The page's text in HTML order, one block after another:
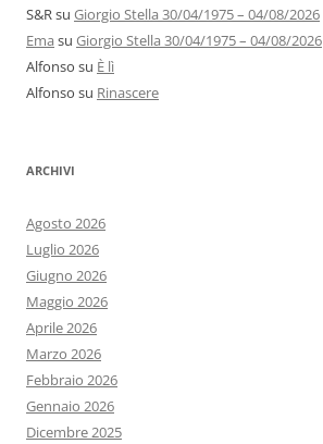
S&Rsu Giorgio Stella 30/04/1975 – 04/08/2026
Ema su Giorgio Stella 30/04/1975 – 04/08/2026
Alfonso su È lì
Alfonso su Rinascere
ARCHIVI
Agosto 2026
Luglio 2026
Giugno 2026
Maggio 2026
Aprile 2026
Marzo 2026
Febbraio 2026
Gennaio 2026
Dicembre 2025